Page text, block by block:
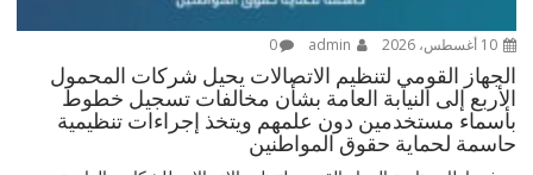
10 أغسطس، 2026 0
الجهاز القومي لتنظيم الاتصالات يحيل شركات المحمول
الأربع إلى النيابة العامة بشأن مخالفات تسجيل خطوط
بأسماء مستخدمين دون علمهم ويتخذ إجراءات تنظيمية
حاسمة لحماية حقوق المواطنين